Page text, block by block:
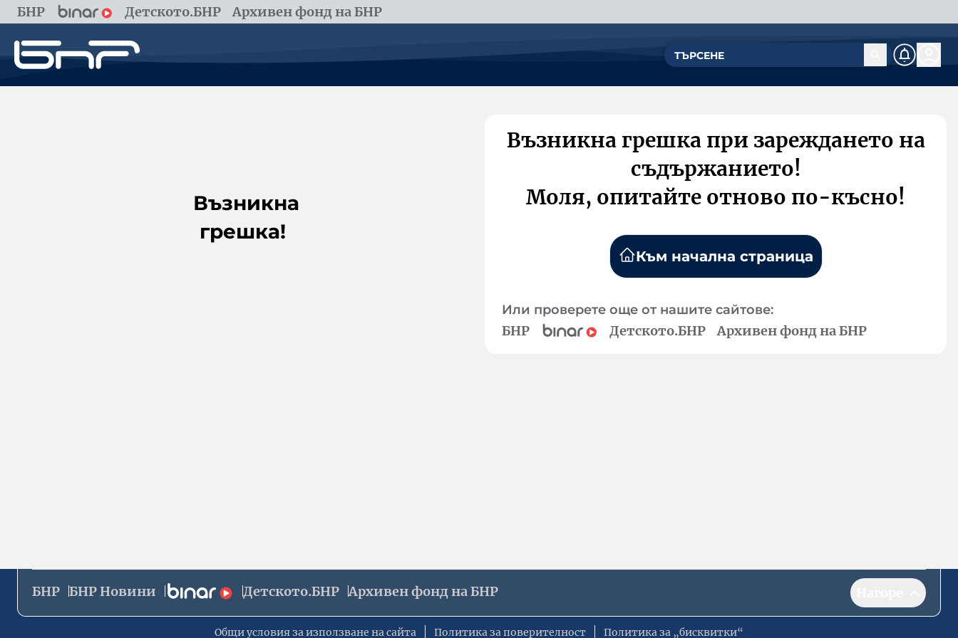
БНР Детското.БНР Архивен фонд на БНР
Възникна
грешка!
Възникна грешка при зареждането на
съдържанието!
Моля, опитайте отново по-късно!
Към начална страница
Или проверете още от нашите сайтове:
БНР Детското.БНР Архивен фонд на БНР
БНР БНР Новини Детското.БНР Архивен фонд на БНР
Общи условия за използване на сайта Политика за поверителност Политика за „бисквитки“